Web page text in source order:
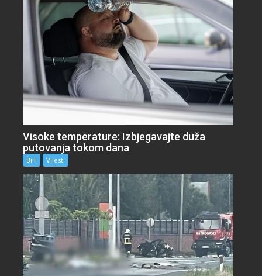
Visoke temperature: Izbjegavajte duža
putovanja tokom dana
BiH Vijesti